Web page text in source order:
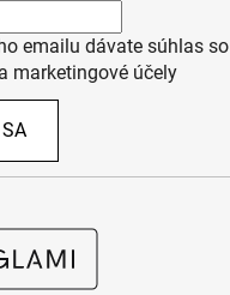
emailu dávate súhlas so
marketingové účely